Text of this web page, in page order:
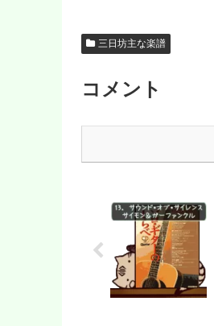
三日坊主な楽譜
コメント